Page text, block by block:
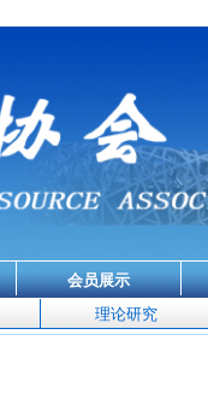
会员展示
理论研究